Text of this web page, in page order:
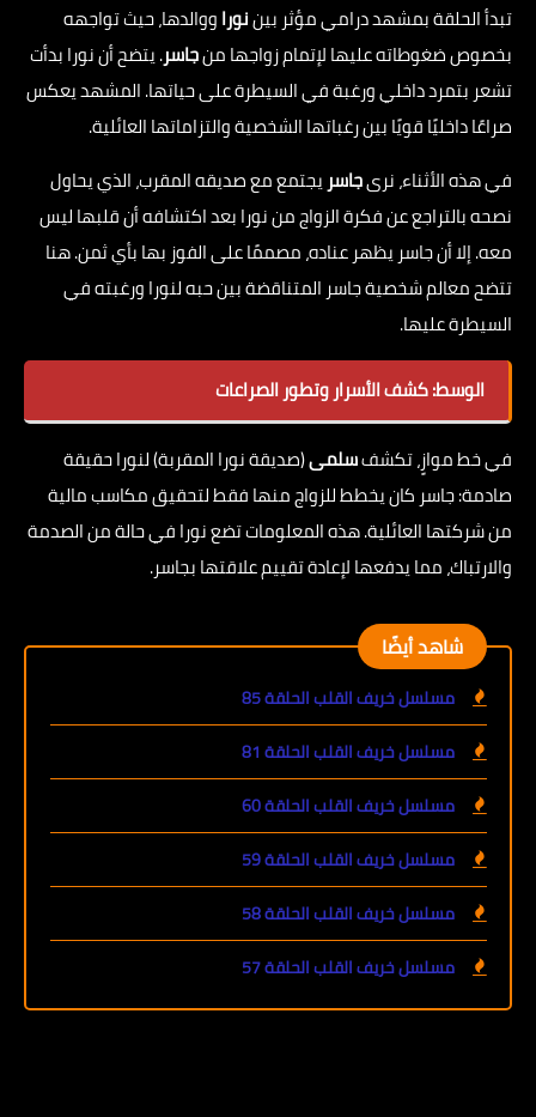
تبدأ الحلقة بمشهد درامي مؤثر بيننوراووالدها، حيث تواجهه
بخصوص ضغوطاته عليها لإتمام زواجها منجاسر. يتضح أن نورا بدأت
تشعر بتمرد داخلي ورغبة في السيطرة على حياتها. المشهد يعكس
صراعًا داخليًا قويًا بين رغباتها الشخصية والتزاماتها العائلية.
في هذه الأثناء، نرىجاسريجتمع مع صديقه المقرب، الذي يحاول
نصحه بالتراجع عن فكرة الزواج من نورا بعد اكتشافه أن قلبها ليس
معه. إلا أن جاسر يظهر عناده، مصممًا على الفوز بها بأي ثمن. هنا
تتضح معالم شخصية جاسر المتناقضة بين حبه لنورا ورغبته في
السيطرة عليها.
الوسط: كشف الأسرار وتطور الصراعات
في خط موازٍ، تكشفسلمى(صديقة نورا المقربة) لنورا حقيقة
صادمة: جاسر كان يخطط للزواج منها فقط لتحقيق مكاسب مالية
من شركتها العائلية. هذه المعلومات تضع نورا في حالة من الصدمة
والارتباك، مما يدفعها لإعادة تقييم علاقتها بجاسر.
شاهد أيضًا
مسلسل خريف القلب الحلقة 85
مسلسل خريف القلب الحلقة 81
مسلسل خريف القلب الحلقة 60
مسلسل خريف القلب الحلقة 59
مسلسل خريف القلب الحلقة 58
مسلسل خريف القلب الحلقة 57